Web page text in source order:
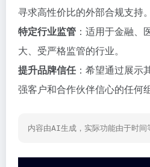
寻求高性价比的外部合规支持。
特定行业监管 ：适用于金融、
大、受严格监管的行业。
提升品牌信任 ：希望通过展示
强客户和合作伙伴信心的任何组
内容由AI生成，实际功能由于时